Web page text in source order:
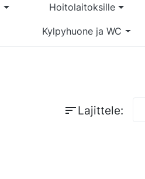
Hoitolaitoksille
Kylpyhuone ja WC
sortLajittele: